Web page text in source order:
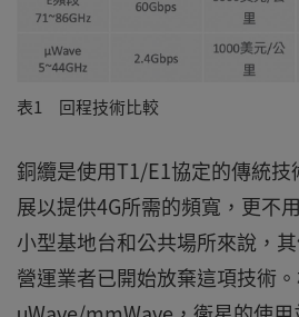
表1 回程技術比較
銅纜是使用T1/E1協定的傳統
展以提供4G所需的頻寬，更不
小型基地台和公共場所來說，
營運業者已開始放棄這項技術